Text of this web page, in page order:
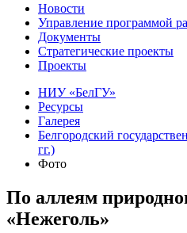
Новости
Управление программой
Документы
Стратегические проекты
Проекты
НИУ «БелГУ»
Ресурсы
Галерея
Белгородский
гг.)
Фото
По аллеям
«Нежеголь»